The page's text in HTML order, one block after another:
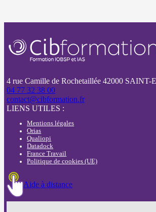
4 rue Camille de Rochetaillée 42000 SAINT-
04 77 32 38 00
contact@cibformation.fr
LIENS UTILES :
Mentions légales
Orias
Qualiopi
Datadock
France Travail
Politique de cookies (UE)
Aide à distance